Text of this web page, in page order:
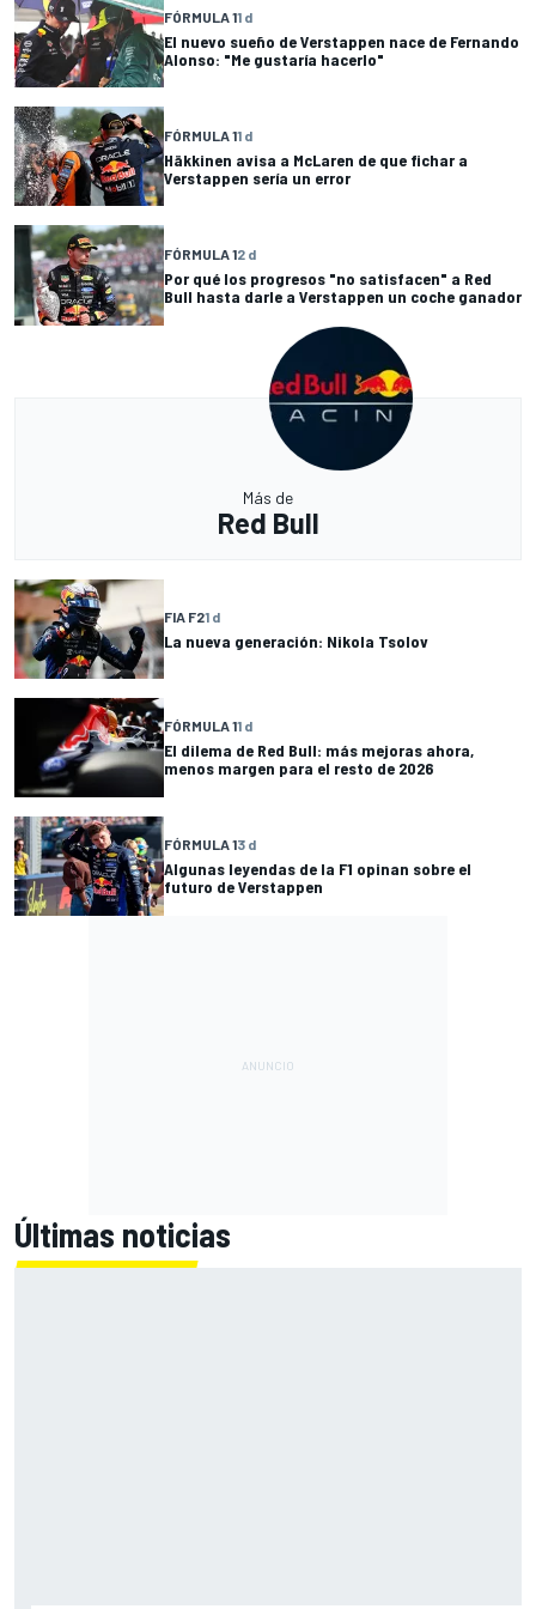
FÓRMULA 11 d
El nuevo sueño de Verstappen nace de Fernando
Alonso: "Me gustaría hacerlo"
FÓRMULA 11 d
Häkkinen avisa a McLaren de que fichar a
Verstappen sería un error
FÓRMULA 12 d
Por qué los progresos "no satisfacen" a Red
Bull hasta darle a Verstappen un coche ganador
Más de
Red Bull
FIA F21 d
La nueva generación: Nikola Tsolov
FÓRMULA 11 d
El dilema de Red Bull: más mejoras ahora,
menos margen para el resto de 2026
FÓRMULA 13 d
Algunas leyendas de la F1 opinan sobre el
futuro de Verstappen
Últimas noticias